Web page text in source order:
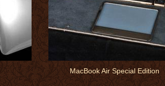
MacBook Air Special Edition